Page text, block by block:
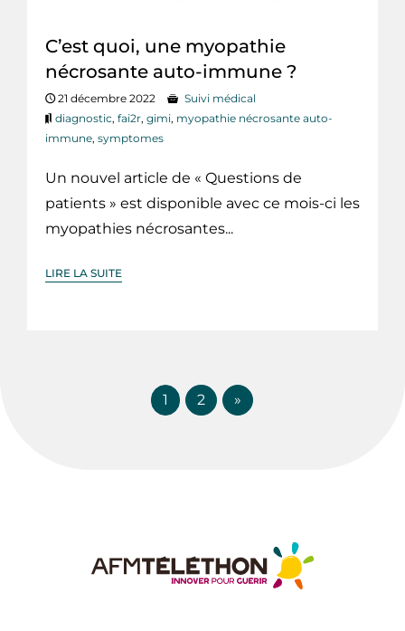
C’est quoi, une myopathie
nécrosante auto-immune ?
21 décembre 2022
Suivi médical
diagnostic, fai2r, gimi, myopathie nécrosante auto-
immune, symptomes
Un nouvel article de « Questions de
patients » est disponible avec ce mois-ci les
myopathies nécrosantes...
LIRE LA SUITE
1 2 »